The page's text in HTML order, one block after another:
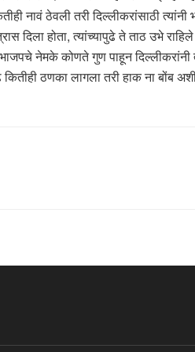
नावं ठेवली तरी दिल्लीकरांसाठी त्यांनी
दिला होता, त्यांच्यापुढे ते ताठ उभे
नेमके कोणते गुण पाहून दिल्लीकरांनी
ठणका लागला तरी हाक ना बोंब